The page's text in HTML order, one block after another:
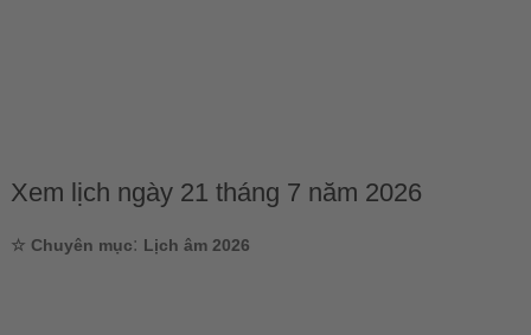
Xem lịch ngày 21 tháng 7 năm 2026
☆ Chuyên mục: Lịch âm 2026